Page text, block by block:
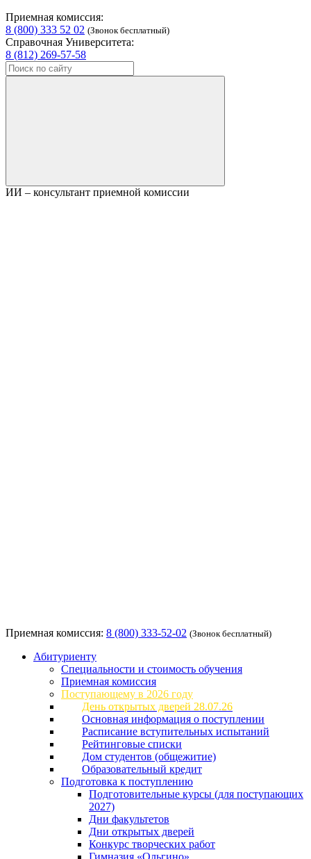
Приемная комиссия:
8 (800) 333 52 02 (Звонок бесплатный)
Справочная Университета:
8 (812) 269-57-58
ИИ – консультант приемной комиссии
Приемная комиссия: 8 (800) 333-52-02 (Звонок бесплатный)
Абитуриенту
Специальности и стоимость обучения
Приемная комиссия
Поступающему в 2026 году
День открытых дверей 28.07.26
Основная информация о поступлении
Расписание вступительных испытаний
Рейтинговые списки
Дом студентов (общежитие)
Образовательный кредит
Подготовка к поступлению
Подготовительные курсы (для поступающих
2027)
Дни факультетов
Дни открытых дверей
Конкурс творческих работ
Гимназия «Ольгино»